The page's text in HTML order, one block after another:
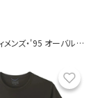
[パタゴニア]ウィメンズ・'95 オーバル・ロゴ・オーバーサイズ・Tシャツ